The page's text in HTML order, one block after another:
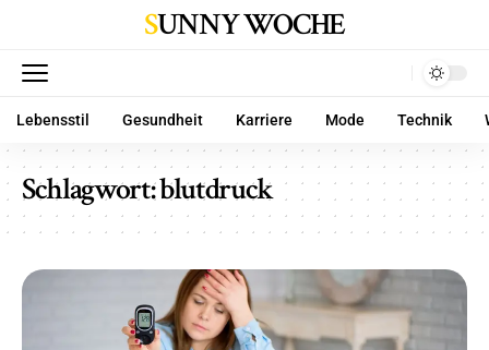
SUNNY WOCHE
Lebensstil Gesundheit Karriere Mode Technik
Schlagwort:blutdruck